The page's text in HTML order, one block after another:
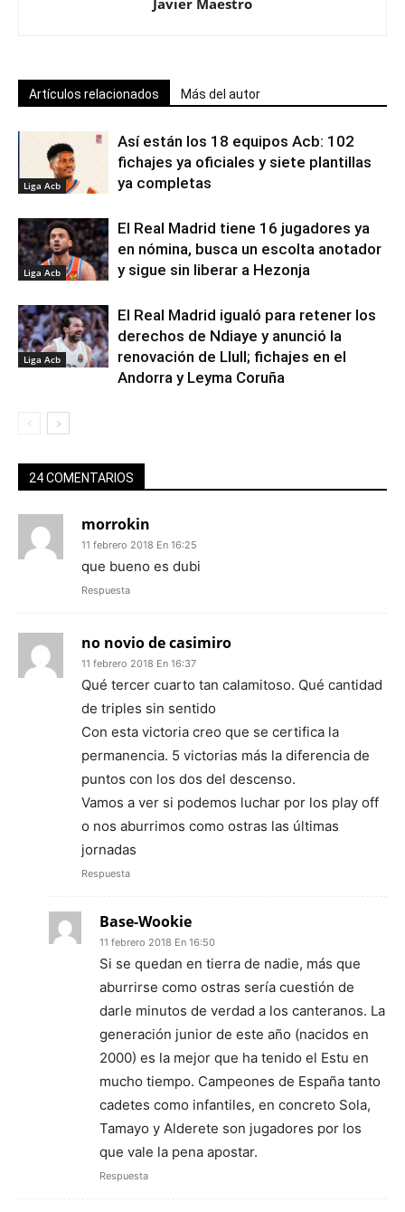
Javier Maestro
Artículos relacionados Más del autor
Liga Acb
Así están los 18 equipos Acb: 102
fichajes ya oficiales y siete plantillas
ya completas
Liga Acb
El Real Madrid tiene 16 jugadores ya
en nómina, busca un escolta anotador
y sigue sin liberar a Hezonja
Liga Acb
El Real Madrid igualó para retener los
derechos de Ndiaye y anunció la
renovación de Llull; fichajes en el
Andorra y Leyma Coruña
24 COMENTARIOS
morrokin
11 febrero 2018 En 16:25
que bueno es dubi
Respuesta
no novio de casimiro
11 febrero 2018 En 16:37
Qué tercer cuarto tan calamitoso. Qué cantidad
de triples sin sentido
Con esta victoria creo que se certifica la
permanencia. 5 victorias más la diferencia de
puntos con los dos del descenso.
Vamos a ver si podemos luchar por los play off
o nos aburrimos como ostras las últimas
jornadas
Respuesta
Base-Wookie
11 febrero 2018 En 16:50
Si se quedan en tierra de nadie, más que
aburrirse como ostras sería cuestión de
darle minutos de verdad a los canteranos. La
generación junior de este año (nacidos en
2000) es la mejor que ha tenido el Estu en
mucho tiempo. Campeones de España tanto
cadetes como infantiles, en concreto Sola,
Tamayo y Alderete son jugadores por los
que vale la pena apostar.
Respuesta